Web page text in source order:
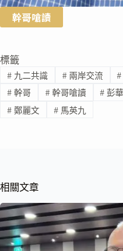
幹哥嗆讀
標籤
#九二共識 #兩岸交流 #
#幹哥 #幹哥嗆讀 # 彭
#鄭麗文 #馬英九
相關文章